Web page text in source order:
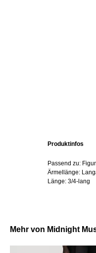
Produktinfos
Passend zu:
Ärmellänge:
Länge: 3/4-lang
Mehr von Midnight